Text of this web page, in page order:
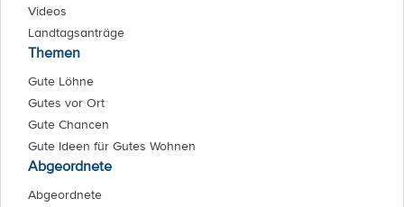
Videos
Landtagsanträge
Themen
Gute Löhne
Gutes vor Ort
Gute Chancen
Gute Ideen für Gutes Wohnen
Abgeordnete
Abgeordnete